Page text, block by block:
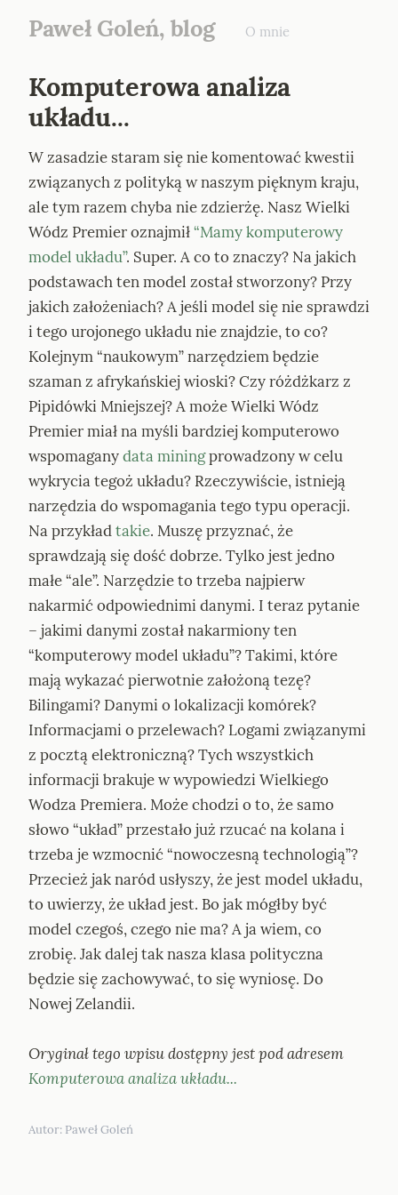
Paweł Goleń, blog O mnie
Komputerowa analiza
układu...
W zasadzie staram się nie komentować kwestii
związanych z polityką w naszym pięknym kraju,
ale tym razem chyba nie zdzierżę. Nasz Wielki
Wódz Premier oznajmił “Mamy komputerowy
model układu”. Super. A co to znaczy? Na jakich
podstawach ten model został stworzony? Przy
jakich założeniach? A jeśli model się nie sprawdzi
i tego urojonego układu nie znajdzie, to co?
Kolejnym “naukowym” narzędziem będzie
szaman z afrykańskiej wioski? Czy różdżkarz z
Pipidówki Mniejszej? A może Wielki Wódz
Premier miał na myśli bardziej komputerowo
wspomagany data mining prowadzony w celu
wykrycia tegoż układu? Rzeczywiście, istnieją
narzędzia do wspomagania tego typu operacji.
Na przykład takie. Muszę przyznać, że
sprawdzają się dość dobrze. Tylko jest jedno
małe “ale”. Narzędzie to trzeba najpierw
nakarmić odpowiednimi danymi. I teraz pytanie
– jakimi danymi został nakarmiony ten
“komputerowy model układu”? Takimi, które
mają wykazać pierwotnie założoną tezę?
Bilingami? Danymi o lokalizacji komórek?
Informacjami o przelewach? Logami związanymi
z pocztą elektroniczną? Tych wszystkich
informacji brakuje w wypowiedzi Wielkiego
Wodza Premiera. Może chodzi o to, że samo
słowo “układ” przestało już rzucać na kolana i
trzeba je wzmocnić “nowoczesną technologią”?
Przecież jak naród usłyszy, że jest model układu,
to uwierzy, że układ jest. Bo jak mógłby być
model czegoś, czego nie ma? A ja wiem, co
zrobię. Jak dalej tak nasza klasa polityczna
będzie się zachowywać, to się wyniosę. Do
Nowej Zelandii.
Komputerowa analiza układu...
Autor: Paweł Goleń